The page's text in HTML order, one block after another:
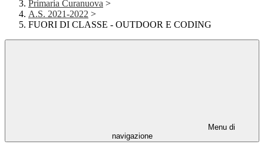
Primaria Curanuova >
A.S. 2021-2022 >
FUORI DI CLASSE - OUTDOOR E CODING
Menu di
navigazione